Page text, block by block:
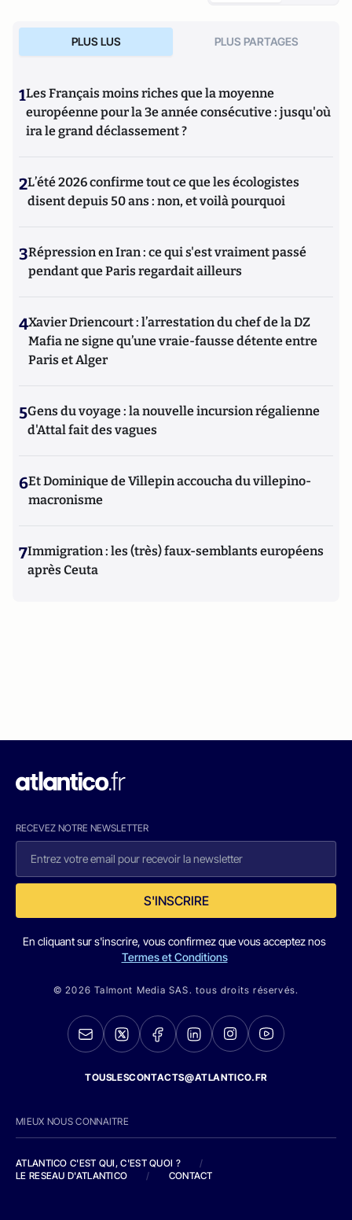
PLUS LUS PLUS PARTAGES
1Les Français moins riches que la moyenne
européenne pour la 3e année consécutive : jusqu'où
ira le grand déclassement ?
2L’été 2026 confirme tout ce que les écologistes
disent depuis 50 ans : non, et voilà pourquoi
3Répression en Iran : ce qui s'est vraiment passé
pendant que Paris regardait ailleurs
4Xavier Driencourt : l’arrestation du chef de la DZ
Mafia ne signe qu’une vraie-fausse détente entre
Paris et Alger
5Gens du voyage : la nouvelle incursion régalienne
d'Attal fait des vagues
6Et Dominique de Villepin accoucha du villepino-
macronisme
7Immigration : les (très) faux-semblants européens
après Ceuta
RECEVEZ NOTRE NEWSLETTER
S'INSCRIRE
En cliquant sur s'inscrire, vous confirmez que vous acceptez nos
Termes et Conditions
© 2026 Talmont Media SAS. tous droits réservés.
TOUSLESCONTACTS@ATLANTICO.FR
MIEUX NOUS CONNAITRE
ATLANTICO C'EST QUI, C'EST QUOI ?
/
LE RESEAU D'ATLANTICO
/ CONTACT